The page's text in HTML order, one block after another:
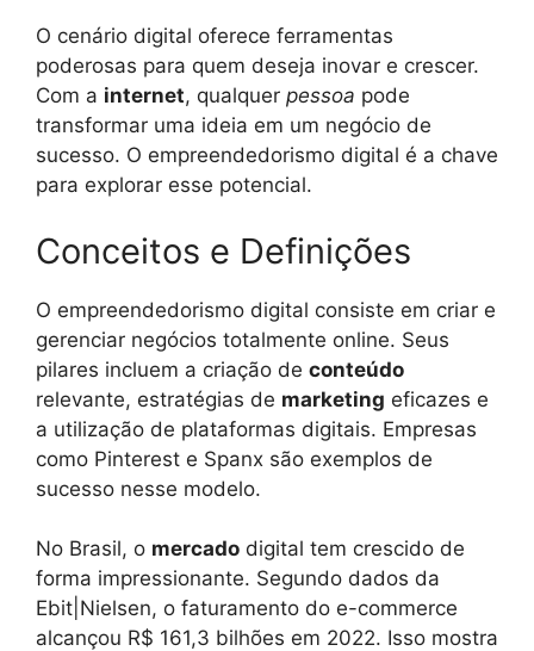
O cenário digital oferece ferramentas
poderosas para quem deseja inovar e crescer.
Com a internet, qualquer pessoa pode
transformar uma ideia em um negócio de
sucesso. O empreendedorismo digital é a chave
para explorar esse potencial.
Conceitos e Definições
O empreendedorismo digital consiste em criar e
gerenciar negócios totalmente online. Seus
pilares incluem a criação de conteúdo
relevante, estratégias de marketing eficazes e
a utilização de plataformas digitais. Empresas
como Pinterest e Spanx são exemplos de
sucesso nesse modelo.
No Brasil, o mercado digital tem crescido de
forma impressionante. Segundo dados da
Ebit|Nielsen, o faturamento do e-commerce
alcançou R$ 161,3 bilhões em 2022. Isso mostra